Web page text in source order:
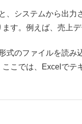
、システムから出
す。例えば、売上
式のファイルを読み
こでは、Excelでテ